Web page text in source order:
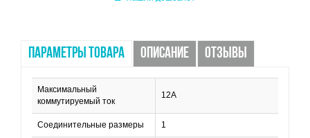
ПАРАМЕТРЫ ТОВАРА ОПИСАНИЕ ОТЗЫВЫ
Максимальный
коммутируемый ток
12A
Соединительные размеры 1